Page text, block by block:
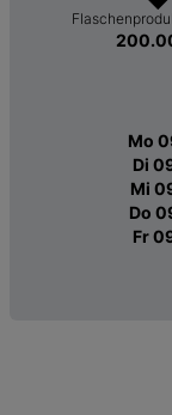
Mo
Di
Mi
Do
Fr